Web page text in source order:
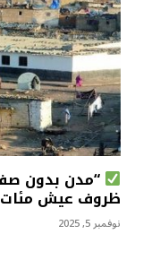
“مدن بدون
ظروف عيش مئات
نوفمبر 5, 2025